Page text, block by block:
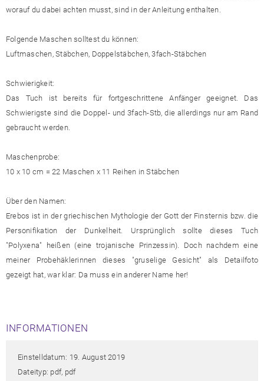
worauf du dabei achten musst, sind in der Anleitung enthalten.
Folgende Maschen solltest du können:
Luftmaschen, Stäbchen, Doppelstäbchen, 3fach-Stäbchen
Schwierigkeit:
Das Tuch ist bereits für fortgeschrittene Anfänger geeignet. Das
Schwierigste sind die Doppel- und 3fach-Stb, die allerdings nur am Rand
gebraucht werden.
Maschenprobe:
10 x 10 cm = 22 Maschen x 11 Reihen in Stäbchen
Über den Namen:
Erebos ist in der griechischen Mythologie der Gott der Finsternis bzw. die
Personifikation der Dunkelheit. Ursprünglich sollte dieses Tuch
"Polyxena" heißen (eine trojanische Prinzessin). Doch nachdem eine
meiner Probe­häklerinnen dieses "gruselige Gesicht" als Detailfoto
gezeigt hat, war klar: Da muss ein anderer Name her!
INFORMATIONEN
Einstelldatum: 19. August 2019
Dateityp: pdf, pdf